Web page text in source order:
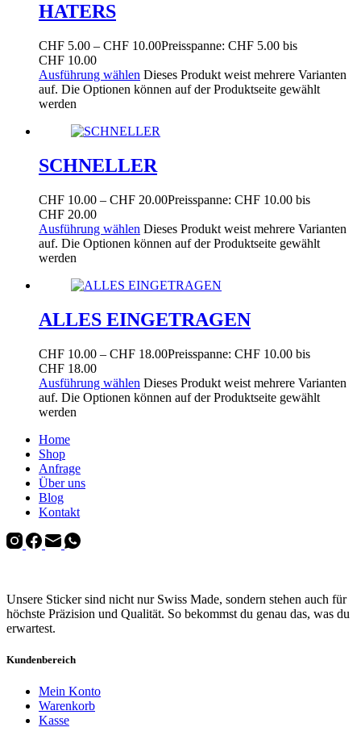
HATERS
CHF 5.00 – CHF 10.00Preisspanne: CHF 5.00 bis
CHF 10.00
Ausführung wählen Dieses Produkt weist mehrere Varianten
auf. Die Optionen können auf der Produktseite gewählt
werden
SCHNELLER
CHF 10.00 – CHF 20.00Preisspanne: CHF 10.00 bis
CHF 20.00
Ausführung wählen Dieses Produkt weist mehrere Varianten
auf. Die Optionen können auf der Produktseite gewählt
werden
ALLES EINGETRAGEN
CHF 10.00 – CHF 18.00Preisspanne: CHF 10.00 bis
CHF 18.00
Ausführung wählen Dieses Produkt weist mehrere Varianten
auf. Die Optionen können auf der Produktseite gewählt
werden
Home
Shop
Anfrage
Über uns
Blog
Kontakt
Unsere Sticker sind nicht nur Swiss Made, sondern stehen auch für
höchste Präzision und Qualität. So bekommst du genau das, was du
erwartest.
Kundenbereich
Mein Konto
Warenkorb
Kasse